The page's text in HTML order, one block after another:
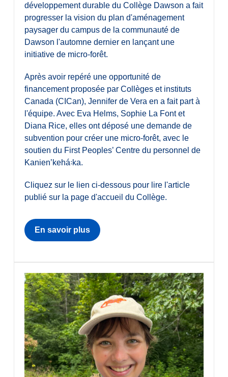
développement durable du Collège Dawson a fait
progresser la vision du plan d'aménagement
paysager du campus de la communauté de
Dawson l'automne dernier en lançant une
initiative de micro-forêt.
Après avoir repéré une opportunité de
financement proposée par Collèges et instituts
Canada (CICan), Jennifer de Vera en a fait part à
l'équipe. Avec Eva Helms, Sophie La Font et
Diana Rice, elles ont déposé une demande de
subvention pour créer une micro-forêt, avec le
soutien du First Peoples’ Centre du personnel de
Kanienʼkehá꞉ka.
Cliquez sur le lien ci-dessous pour lire l'article
publié sur la page d'accueil du Collège.
En savoir plus